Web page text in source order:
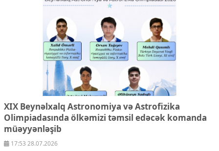
XIX Beynəlxalq Astronomiya və Astrofizika
Olimpiadasında ölkəmizi təmsil edəcək komanda
müəyyənləşib
17:53 28.07.2026